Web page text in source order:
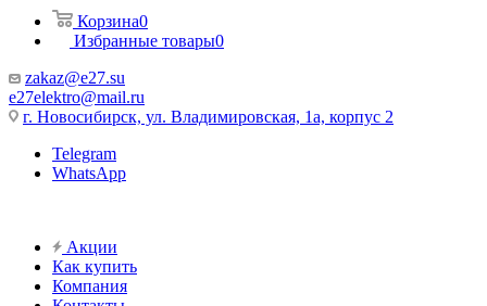
Корзина0
Избранные товары0
zakaz@e27.su
e27elektro@mail.ru
г. Новосибирск, ул. Владимировская, 1а, корпус 2
Telegram
WhatsApp
Акции
Как купить
Компания